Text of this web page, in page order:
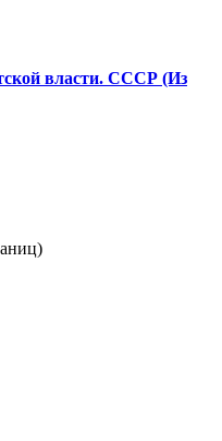
власти. СССР (Из